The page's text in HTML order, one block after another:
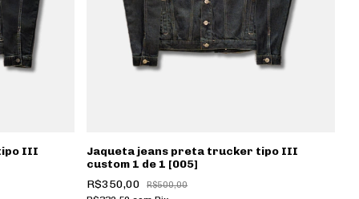
III
Jaqueta jeans preta trucker tipo III
custom 1 de 1 [005]
R$350,00
R$500,00